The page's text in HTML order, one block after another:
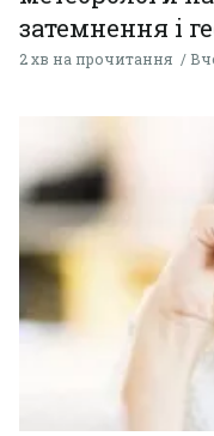
затемнення і
2 хв на прочитання